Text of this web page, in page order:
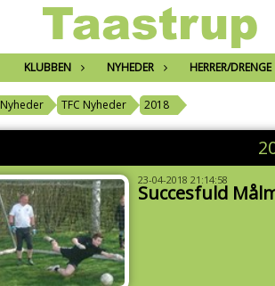
KLUBBEN NYHEDER HERRER/DRENGE
Nyheder TFC Nyheder 2018
23-04-2018 21:14:58
Succesfuld